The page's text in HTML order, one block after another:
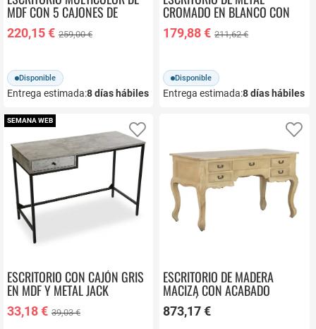
MDF CON 5 CAJONES DE
ALMACENAMIENTO MB-171208
220,15 € 259,00 €
Disponible
Entrega estimada:8días hábiles
CROMADO EN BLANCO CON
CAJONES MB-182801
179,88 € 211,62 €
Disponible
Entrega estimada:8días hábiles
SEMANA WEB
ESCRITORIO CON CAJÓN GRIS
EN MDF Y METAL JACK
21300025
33,18 € 39,03 €
ESCRITORIO DE MADERA
MACIZA CON ACABADO
DECAPÉ NATURAL Y 5
CAJONES MB-223361
873,17 €